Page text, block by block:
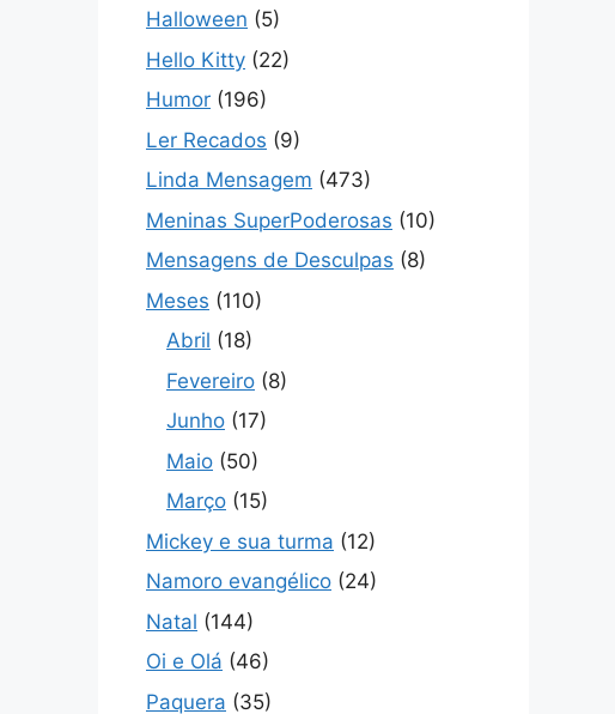
Halloween (5)
Hello Kitty (22)
Humor (196)
Ler Recados (9)
Linda Mensagem (473)
Meninas SuperPoderosas (10)
Mensagens de Desculpas (8)
Meses (110)
Abril (18)
Fevereiro (8)
Junho (17)
Maio (50)
Março (15)
Mickey e sua turma (12)
Namoro evangélico (24)
Natal (144)
Oi e Olá (46)
Paquera (35)